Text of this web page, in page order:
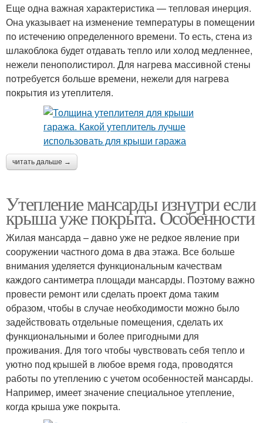
Еще одна важная характеристика — тепловая инерция.
Она указывает на изменение температуры в помещении
по истечению определенного времени. То есть, стена из
шлакоблока будет отдавать тепло или холод медленнее,
нежели пенополистирол. Для нагрева массивной стены
потребуется больше времени, нежели для нагрева
покрытия из утеплителя.
читать дальше →
Утепление мансарды изнутри если
крыша уже покрыта. Особенности
Жилая мансарда – давно уже не редкое явление при
сооружении частного дома в два этажа. Все больше
внимания уделяется функциональным качествам
каждого сантиметра площади мансарды. Поэтому важно
провести ремонт или сделать проект дома таким
образом, чтобы в случае необходимости можно было
задействовать отдельные помещения, сделать их
функциональными и более пригодными для
проживания. Для того чтобы чувствовать себя тепло и
уютно под крышей в любое время года, проводятся
работы по утеплению с учетом особенностей мансарды.
Например, имеет значение специальное утепление,
когда крыша уже покрыта.